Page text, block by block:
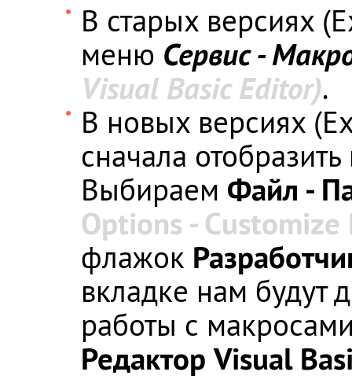
В старых версиях
меню Сервис -
Visual Basic Editor).
В новых версиях
сначала
Выбираем Файл -
Options - Customize
флажок
вкладке нам будут
работы с
Редактор Visual